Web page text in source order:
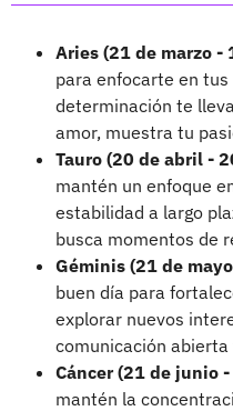
Aries (21 de marzo -
para enfocarte en
determinación te
amor, muestra tu
Tauro (20 de abril -
mantén un enfoque
estabilidad a largo
busca momentos de
Géminis (21 de
buen día para
explorar nuevos
comunicación
Cáncer (21 de junio
mantén la